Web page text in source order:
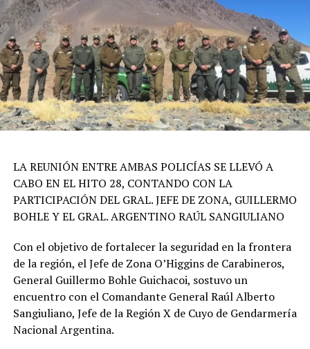
LA REUNIÓN ENTRE AMBAS POLICÍAS SE LLEVÓ A
CABO EN EL HITO 28, CONTANDO CON LA
PARTICIPACIÓN DEL GRAL. JEFE DE ZONA, GUILLERMO
BOHLE Y EL GRAL. ARGENTINO RAÚL SANGIULIANO
Con el objetivo de fortalecer la seguridad en la frontera
de la región, el Jefe de Zona O’Higgins de Carabineros,
General Guillermo Bohle Guichacoi, sostuvo un
encuentro con el Comandante General Raúl Alberto
Sangiuliano, Jefe de la Región X de Cuyo de Gendarmería
Nacional Argentina.